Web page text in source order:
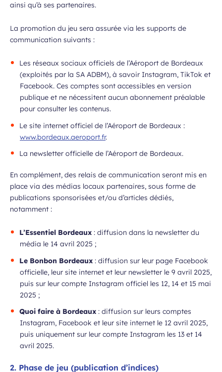
ainsi qu’à ses partenaires.
La promotion du jeu sera assurée via les supports de
communication suivants :
Les réseaux sociaux officiels de l’Aéroport de Bordeaux
(exploités par la SA ADBM), à savoir Instagram, TikTok et
Facebook. Ces comptes sont accessibles en version
publique et ne nécessitent aucun abonnement préalable
pour consulter les contenus.
Le site internet officiel de l’Aéroport de Bordeaux :
www.bordeaux.aeroport.fr.
La newsletter officielle de l’Aéroport de Bordeaux.
En complément, des relais de communication seront mis en
place via des médias locaux partenaires, sous forme de
publications sponsorisées et/ou d’articles dédiés,
notamment :
L’Essentiel Bordeaux: diffusion dans la newsletter du
média le 14 avril 2025 ;
Le Bonbon Bordeaux: diffusion sur leur page Facebook
officielle, leur site internet et leur newsletter le 9 avril 2025,
puis sur leur compte Instagram officiel les 12, 14 et 15 mai
2025 ;
Quoi faire à Bordeaux: diffusion sur leurs comptes
Instagram, Facebook et leur site internet le 12 avril 2025,
puis uniquement sur leur compte Instagram les 13 et 14
avril 2025.
2. Phase de jeu (publication d’indices)